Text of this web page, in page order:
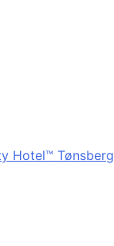
Hotel™ Tønsberg